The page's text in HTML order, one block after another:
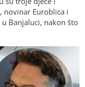
novinar Euroblica i
Banjaluci, nakon što